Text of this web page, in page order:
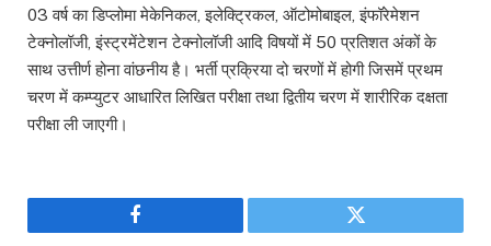
03 वर्ष का डिप्लोमा मेकेनिकल, इलेक्ट्रिकल, ऑटोमोबाइल, इंफॉरेमेशन
टेक्नोलॉजी, इंस्ट्रमेंटेशन टेक्नोलॉजी आदि विषयों में 50 प्रतिशत अंकों के
साथ उत्तीर्ण होना वांछनीय है। भर्ती प्रक्रिया दो चरणों में होगी जिसमें प्रथम
चरण में कम्प्युटर आधारित लिखित परीक्षा तथा द्वितीय चरण में शारीरिक दक्षता
परीक्षा ली जाएगी।
Facebook Twitter